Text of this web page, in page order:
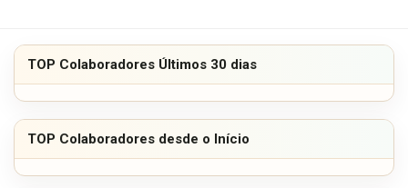
TOP Colaboradores Últimos 30 dias
TOP Colaboradores desde o Início